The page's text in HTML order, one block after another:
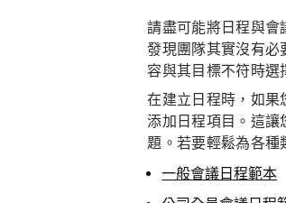
請盡可能將日程與會
發現團隊其實沒有必
容與其目標不符時選
在建立日程時，如果
添加日程項目。這讓
題。若要輕鬆為各種
一般會議日程範本